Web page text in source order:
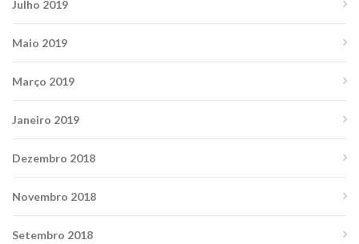
Julho 2019
Maio 2019
Março 2019
Janeiro 2019
Dezembro 2018
Novembro 2018
Setembro 2018